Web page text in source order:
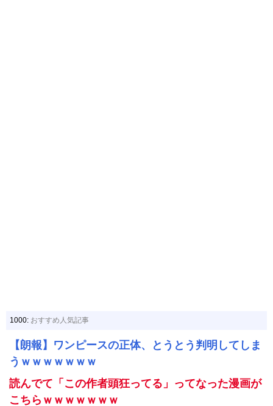
1000: おすすめ人気記事
【朗報】ワンピースの正体、とうとう判明してしま
うｗｗｗｗｗｗｗ
読んでて「この作者頭狂ってる」ってなった漫画が
こちらｗｗｗｗｗｗｗ